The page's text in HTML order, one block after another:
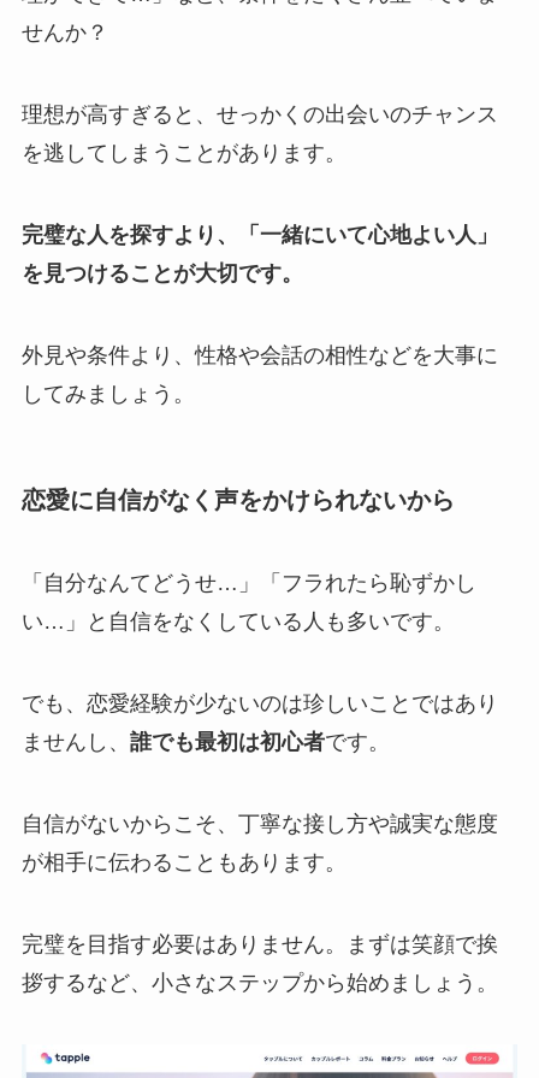
せんか？
理想が高すぎると、せっかくの出会いのチャンス
を逃してしまうことがあります。
完璧な人を探すより、「一緒にいて心地よい人」
を見つけることが大切です。
外見や条件より、性格や会話の相性などを大事に
してみましょう。
恋愛に自信がなく声をかけられないから
「自分なんてどうせ…」「フラれたら恥ずかし
い…」と自信をなくしている人も多いです。
でも、恋愛経験が少ないのは珍しいことではあり
ませんし、 誰でも最初は初心者です。
自信がないからこそ、丁寧な接し方や誠実な態度
が相手に伝わることもあります。
完璧を目指す必要はありません。まずは笑顔で挨
拶するなど、小さなステップから始めましょう。